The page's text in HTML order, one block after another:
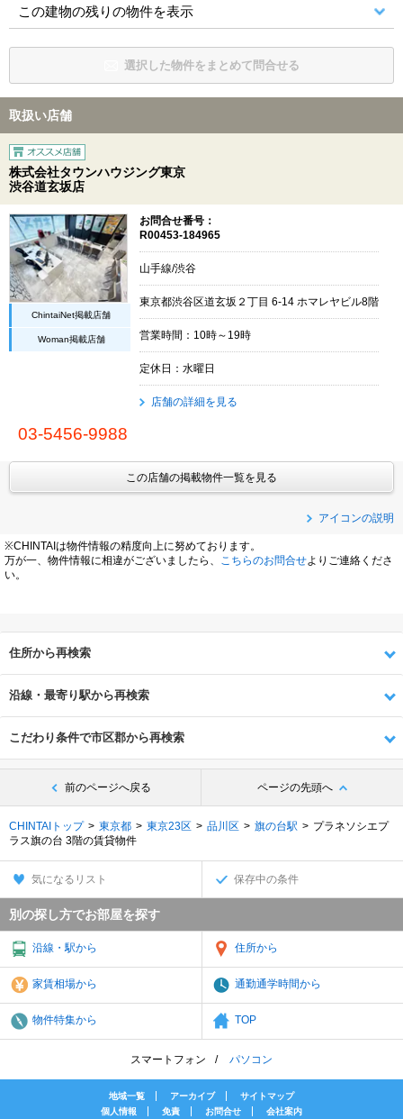
この建物の残りの物件を表示
選択した物件をまとめて問合せる
取扱い店舗
株式会社タウンハウジング東京
渋谷道玄坂店
ChintaiNet掲載店舗
Woman掲載店舗
お問合せ番号：
R00453-184965
山手線/渋谷
東京都渋谷区道玄坂２丁目 6-14 ホマレヤビル8階
営業時間：10時～19時
定休日：水曜日
店舗の詳細を見る
03-5456-9988
この店舗の掲載物件一覧を見る
アイコンの説明
※CHINTAIは物件情報の精度向上に努めております。
万が一、物件情報に相違がございましたら、
こちらのお問合せよりご連絡くださ
い。
住所から再検索
沿線・最寄り駅から再検索
こだわり条件で市区郡から再検索
前のページへ戻る ページの先頭へ
CHINTAIトップ 東京都 東京23区 品川区 旗の台駅
プラネソシエプ
ラス旗の台 3階の賃貸物件
気になるリスト 保存中の条件
別の探し方でお部屋を探す
沿線・駅から 住所から
家賃相場から 通勤通学時間から
物件特集から TOP
スマートフォン パソコン
地域一覧 アーカイブ
サイトマップ
個人情報
免責 お問合せ 会社案内